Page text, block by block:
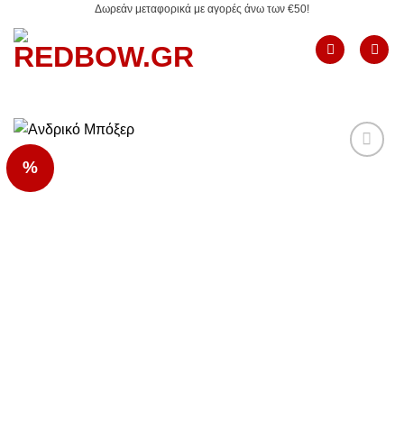
στο
περιεχόμενο
Δωρεάν μεταφορικά με αγορές άνω των €50!
%